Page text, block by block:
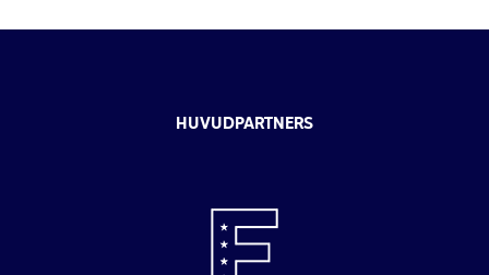
HUVUDPARTNERS